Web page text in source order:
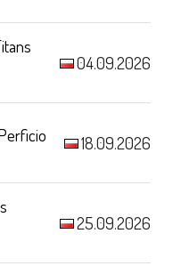
04.09.2026
18.09.2026
25.09.2026